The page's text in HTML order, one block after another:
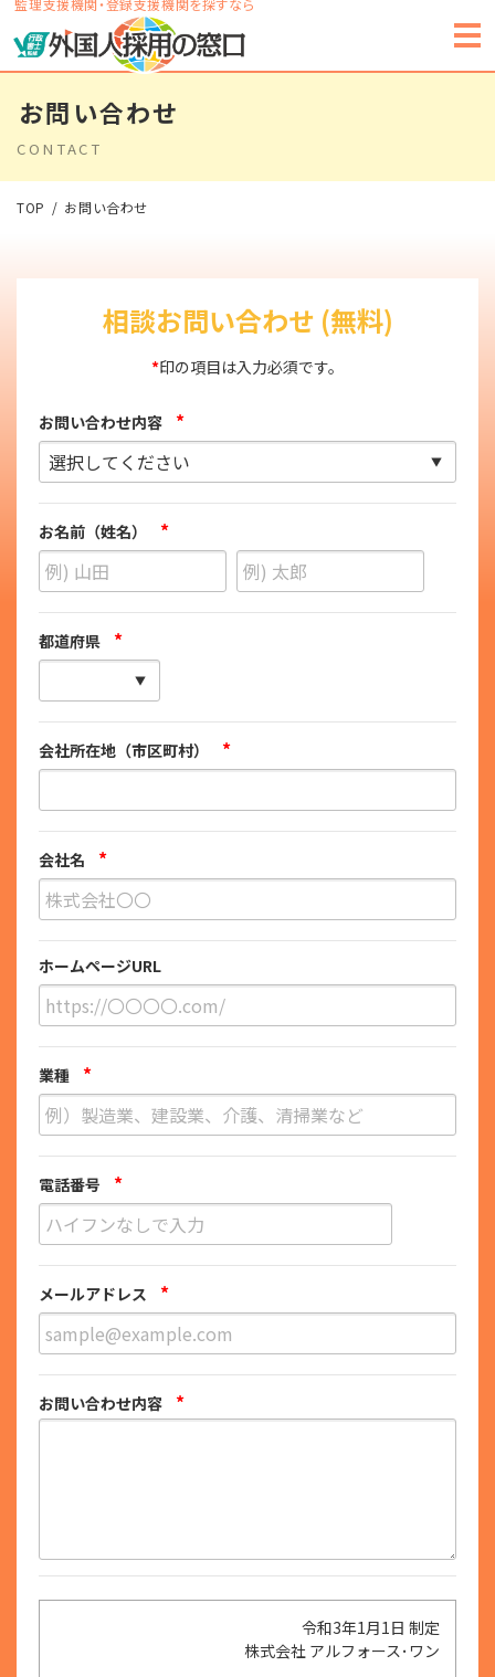
監理支援機関・登録支援機関を探すなら
お問い合わせ
CONTACT
TOP お問い合わせ
相談お問い合わせ (無料)
*印の項目は入力必須です。
お問い合わせ内容 *
お名前（姓名） *
都道府県 *
会社所在地（市区町村） *
会社名 *
ホームページURL
業種 *
電話番号 *
メールアドレス *
お問い合わせ内容 *
令和3年1月1日 制定
株式会社 アルフォース･ワン